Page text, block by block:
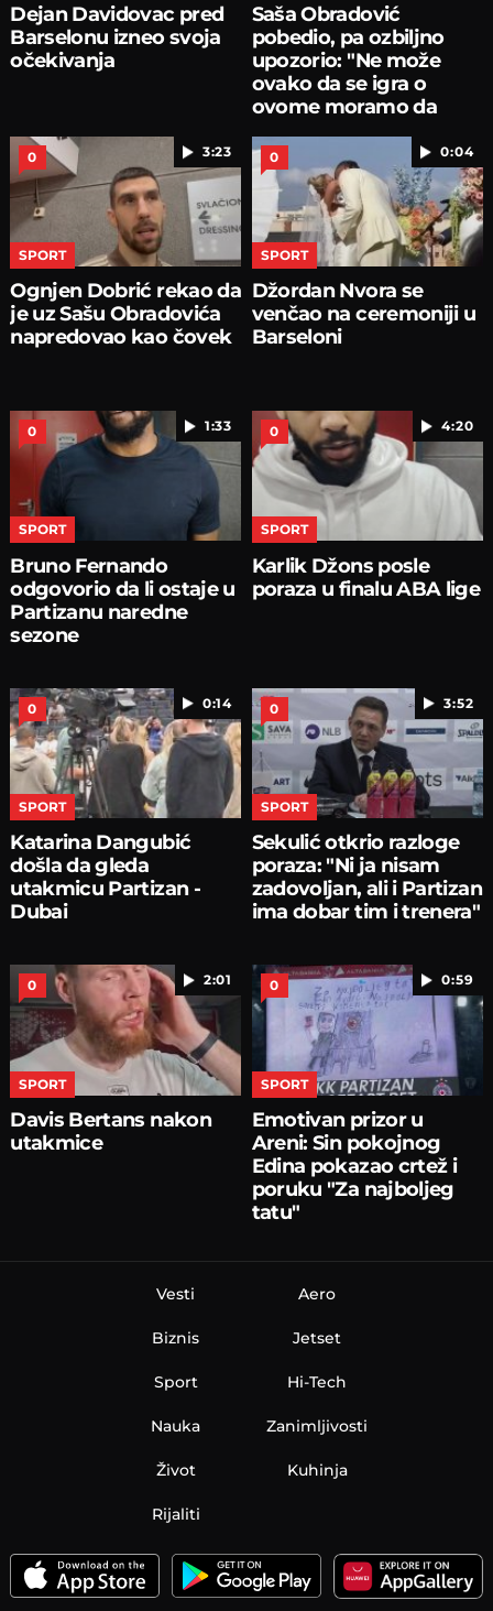
Dejan Davidovac pred
Barselonu izneo svoja
očekivanja
Saša Obradović
pobedio, pa ozbiljno
upozorio: "Ne može
ovako da se igra o
ovome moramo da
3:23
0
SPORT
Ognjen Dobrić rekao da
je uz Sašu Obradovića
napredovao kao čovek
0:04
0
SPORT
Džordan Nvora se
venčao na ceremoniji u
Barseloni
1:33
0
SPORT
Bruno Fernando
odgovorio da li ostaje u
Partizanu naredne
sezone
4:20
0
SPORT
Karlik Džons posle
poraza u finalu ABA lige
0:14
0
SPORT
Katarina Dangubić
došla da gleda
utakmicu Partizan -
Dubai
3:52
0
SPORT
Sekulić otkrio razloge
poraza: "Ni ja nisam
zadovoljan, ali i Partizan
ima dobar tim i trenera"
2:01
0
SPORT
Davis Bertans nakon
utakmice
0:59
0
SPORT
Emotivan prizor u
Areni: Sin pokojnog
Edina pokazao crtež i
poruku "Za najboljeg
tatu"
Vesti
Biznis
Sport
Nauka
Aero
Jetset
Hi-Tech
Zanimljivosti
Život Kuhinja
Rijaliti